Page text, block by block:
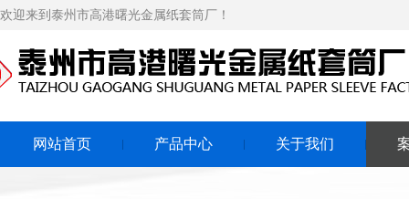
欢迎来到泰州市高港曙光金属纸套筒厂！
网站首页 产品中心 关于我们